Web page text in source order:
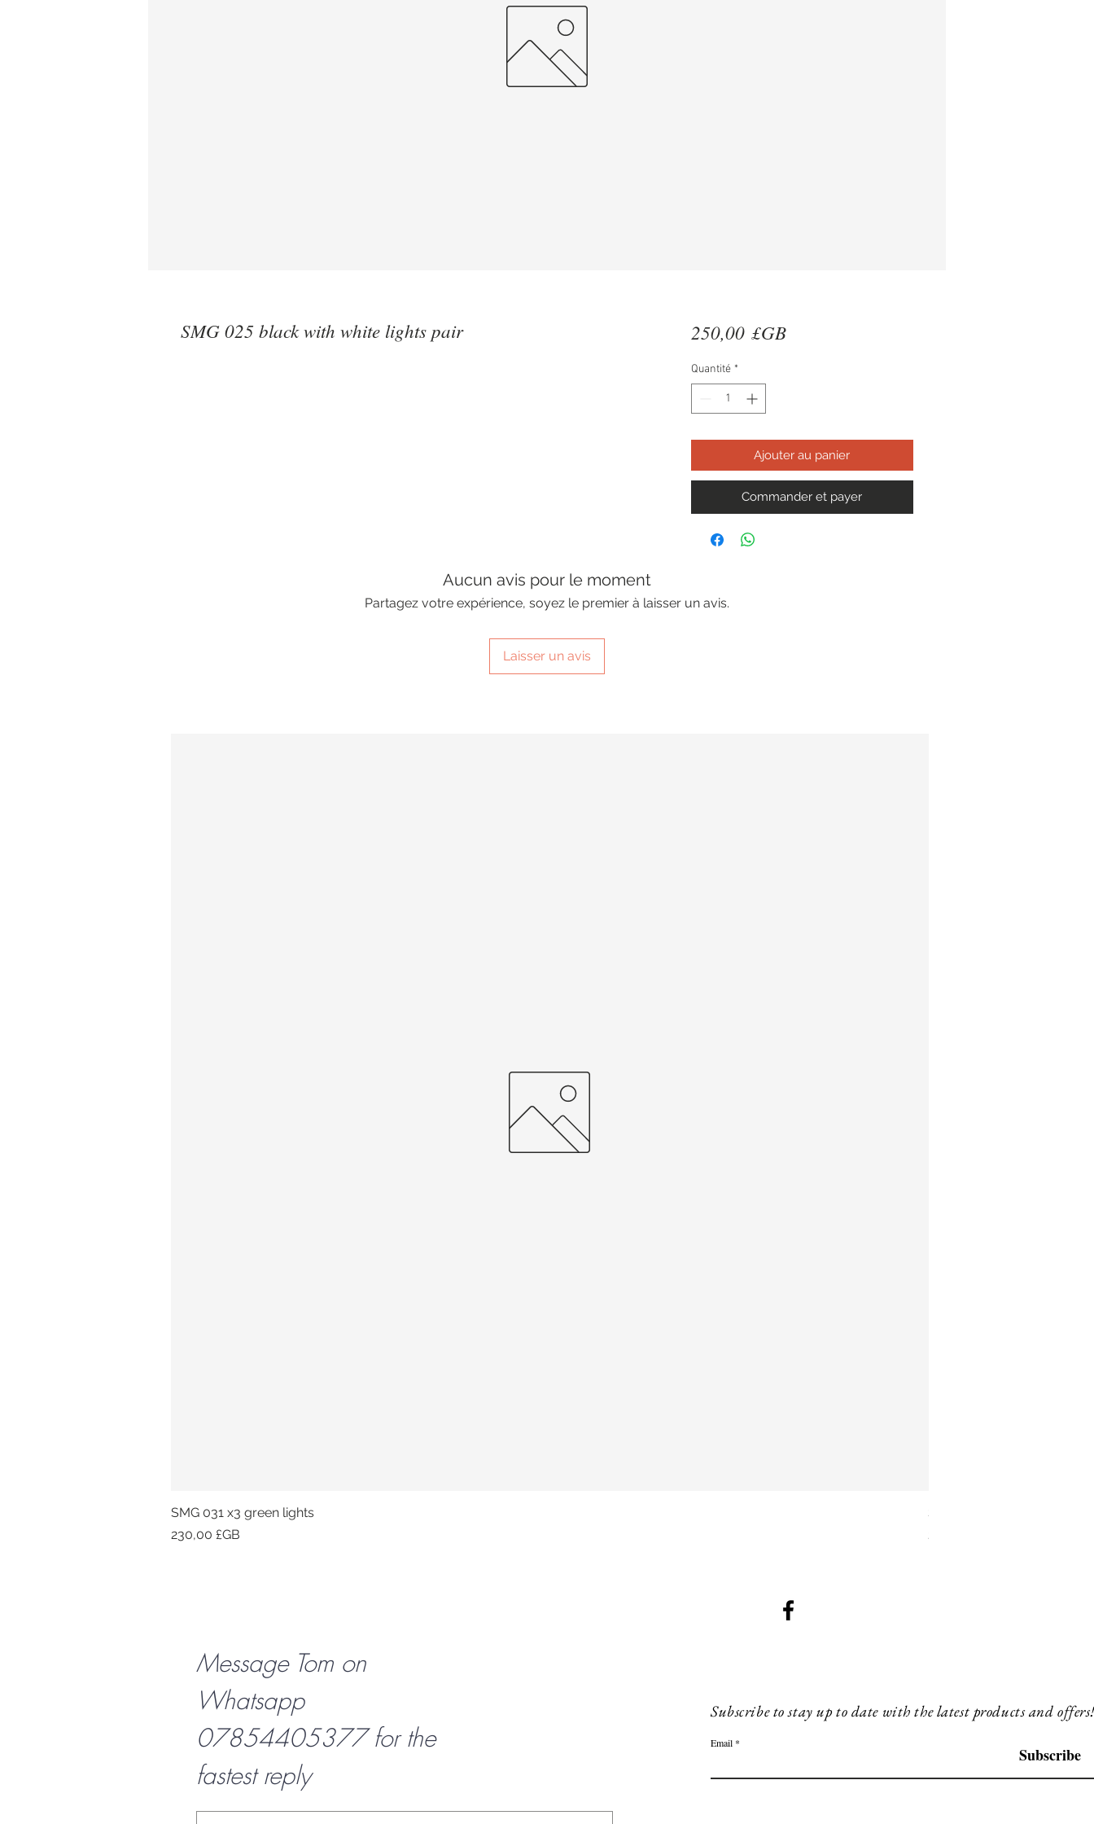
SMG 025 black with white lights pair 250,00 £GBPrix
Quantité *
Ajouter au panier
Commander et payer
Aucun avis pour le moment
Partagez votre expérience, soyez le premier à laisser un avis.
Laisser un avis
SMG 031 x3 green lights
Prix
230,00 £GB
SMG 025 black with blue
260,00 £GB
Message Tom on
Whatsapp
07854405377 for the
fastest reply
Subscribe to stay up to date with the latest products and
Email
Subscribe